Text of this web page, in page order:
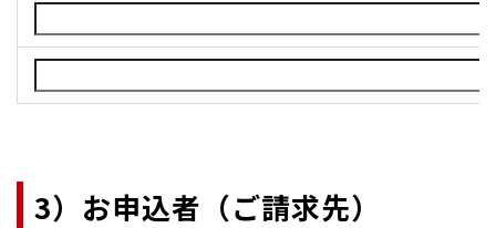
3）お申込者（ご請求先）